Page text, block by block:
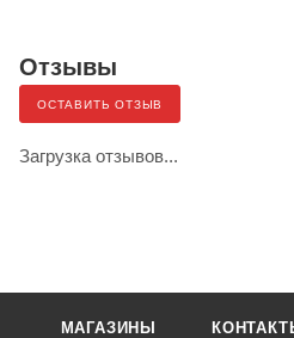
Отзывы
ОСТАВИТЬ ОТЗЫВ
Загрузка отзывов...
МАГАЗИНЫ